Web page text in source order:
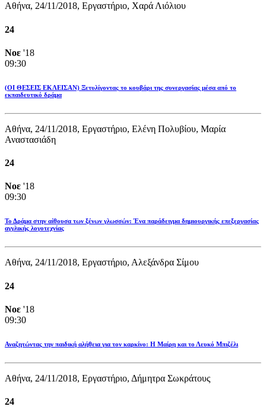
Αθήνα, 24/11/2018, Εργαστήριο, Χαρά Λιόλιου
24
Νοε '18
09:30
(ΟΙ ΘΕΣΕΙΣ ΕΚΛΕΙΣΑΝ) Ξετυλίγοντας το κουβάρι της συνεργασίας μέσα από το
εκπαιδευτικό δράμα
Αθήνα, 24/11/2018, Εργαστήριο, Ελένη Πολυβίου, Μαρία
Αναστασιάδη
24
Νοε '18
09:30
Το Δράμα στην αίθουσα των ξένων γλωσσών: Ένα παράδειγμα δημιουργικής επεξεργασίας
αγγλικής λογοτεχνίας
Αθήνα, 24/11/2018, Εργαστήριο, Αλεξάνδρα Σίμου
24
Νοε '18
09:30
Αναζητώντας την παιδική αλήθεια για τον καρκίνο: Η Μαίρη και το Λευκό Μπιζέλι
Αθήνα, 24/11/2018, Εργαστήριο, Δήμητρα Σωκράτους
24